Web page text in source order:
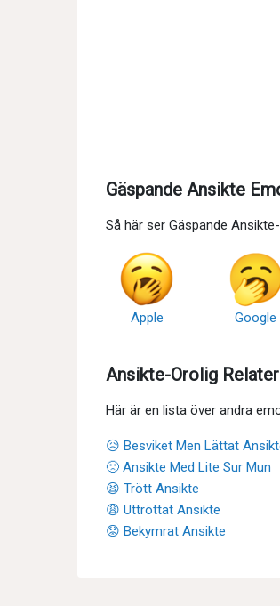
Gäspande Ansikte
Så här ser Gäspande
Apple Google
Ansikte-Orolig
Här är en lista över andra
😥 Besviket Men Lättat
🙁 Ansikte Med Lite Sur Mun
😫 Trött Ansikte
😩 Uttröttat Ansikte
😟 Bekymrat Ansikte